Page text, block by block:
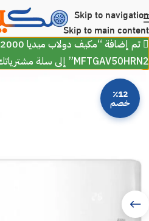
Skip to navigation
Skip to main content
MFTGAV50HRN2” إلى سلة مشترياتك.
٪12
خصم